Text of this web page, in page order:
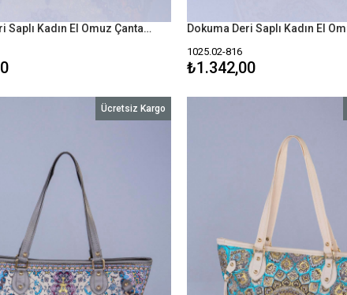
Dokuma Deri Saplı Kadın El Omuz Çanta Mottif İstanbul Otantik 1025
1025.02-816
₺1.342,00
Ücretsiz Kargo